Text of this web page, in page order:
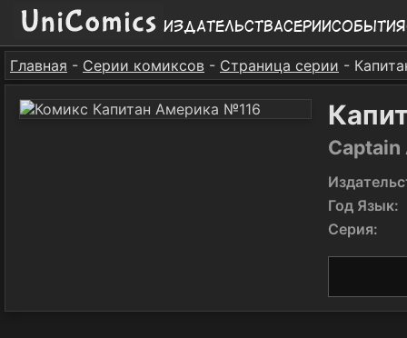
ИздательстваСерииСобытия
Главная - Серии комиксов - Страница серии -
Captain
Год Язык:
Серия: